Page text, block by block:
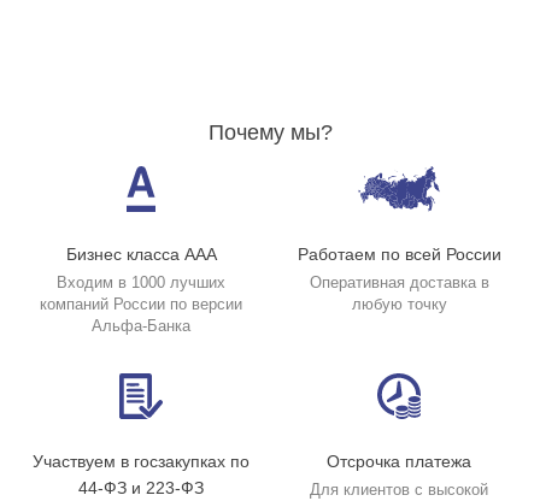
Почему мы?
Бизнес класса ААА
Входим в 1000 лучших
компаний России по версии
Альфа-Банка
Работаем по всей России
Оперативная доставка в
любую точку
Участвуем в госзакупках по
44-ФЗ и 223-ФЗ
Отсрочка платежа
Для клиентов с высокой